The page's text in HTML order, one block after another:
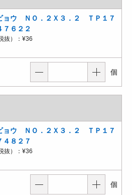
ョウ ＮＯ．２Ｘ３．２ ＴＰ１７
７６２２
抜）： ¥36
個
ョウ ＮＯ．２Ｘ３．２ ＴＰ１７
４８２７
抜）： ¥36
個